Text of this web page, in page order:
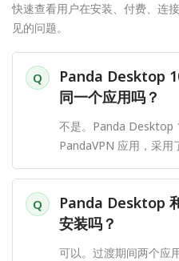
快速查看用户在安装、付费、连
见的问题。
Q
Panda Desktop
同一个应用吗？
不是。Panda Desktop
PandaVPN 应用，采用
Q
Panda Desktop
安装吗？
可以。过渡期间两个应